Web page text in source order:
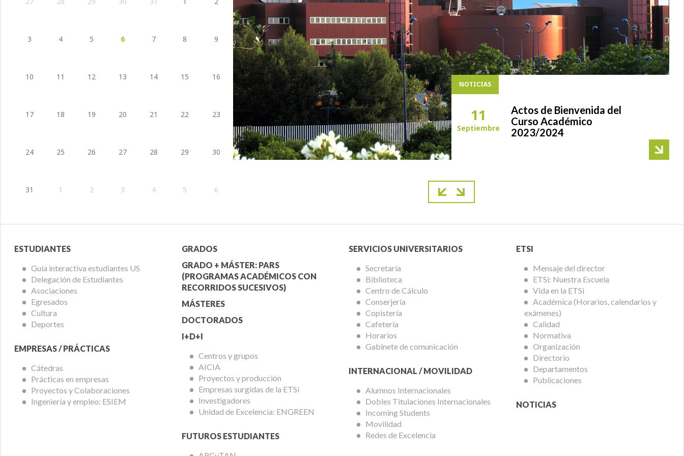
NOTICIAS
11
Septiembre
Actos de Bienvenida del
Curso Académico
2023/2024
Paginación
3 4 5 6 7 8 9
10 11 12 13 14 15 16
17 18 19 20 21 22 23
24 25 26 27 28 29 30
31 1 2 3 4 5 6
Menú
Alumnos
ESTUDIANTES
Guía interactiva estudiantes US
Delegación de Estudiantes
Asociaciones
Egresados
Cultura
Deportes
EMPRESAS / PRÁCTICAS
Cátedras
Prácticas en empresas
Proyectos y Colaboraciones
Ingeniería y empleo: ESIEM
Menú
Oferta
Académica
GRADOS
GRADO + MÁSTER: PARS
(PROGRAMAS ACADÉMICOS CON
RECORRIDOS SUCESIVOS)
MÁSTERES
DOCTORADOS
I+D+I
Centros y grupos
AICIA
Proyectos y producción
Empresas surgidas de la ETSi
Investigadores
Unidad de Excelencia: ENGREEN
FUTUROS ESTUDIANTES
Menú
Servicios
Universitarios
SERVICIOS UNIVERSITARIOS
Secretaría
Biblioteca
Centro de Cálculo
Conserjería
Copistería
Cafetería
Horarios
Gabinete de comunicación
INTERNACIONAL / MOVILIDAD
Alumnos Internacionales
Dobles Titulaciones Internacionales
Incoming Students
Movilidad
Redes de Excelencia
Menú
ETSi
ETSI
Mensaje del director
ETSi: Nuestra Escuela
Vida en la ETSi
Académica (Horarios, calendarios y
exámenes)
Calidad
Normativa
Organización
Directorio
Departamentos
Publicaciones
NOTICIAS